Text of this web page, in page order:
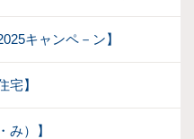
キャンペ－ン】
宅】
み）】